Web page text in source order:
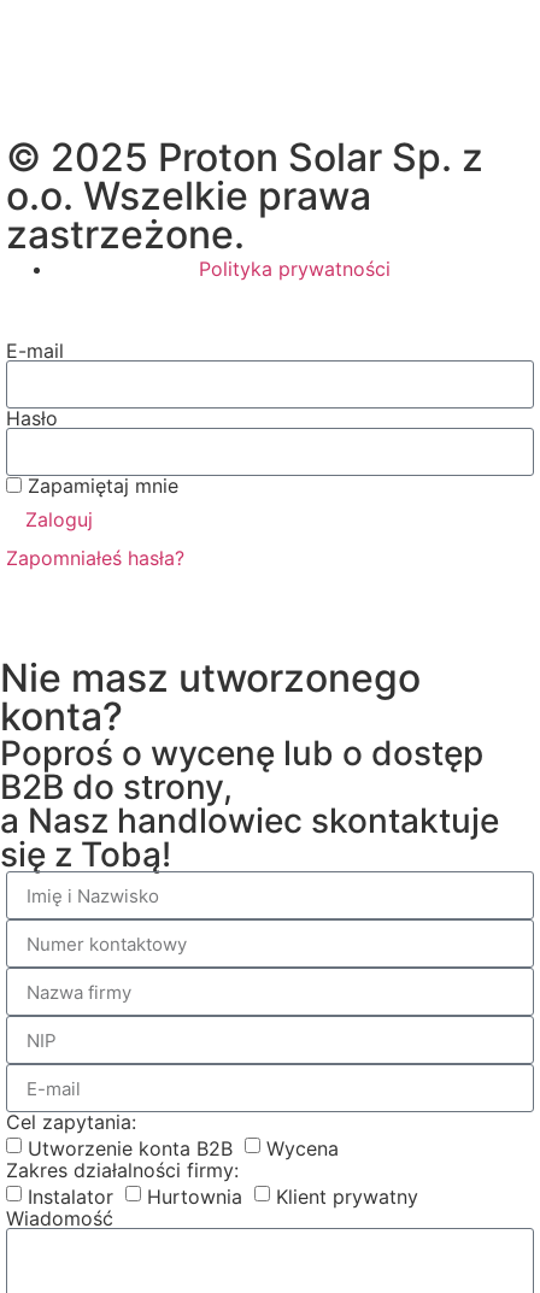
© 2025 Proton Solar Sp. z
o.o. Wszelkie prawa
zastrzeżone.
Polityka prywatności
E-mail
Hasło
Zapamiętaj mnie
Zaloguj
Zapomniałeś hasła?
Nie masz utworzonego
konta?
Poproś o wycenę lub o dostęp
B2B do strony,
a Nasz handlowiec skontaktuje
się z Tobą!
Cel zapytania:
Utworzenie konta B2B
Wycena
Zakres działalności firmy:
Instalator
Hurtownia
Klient prywatny
Wiadomość